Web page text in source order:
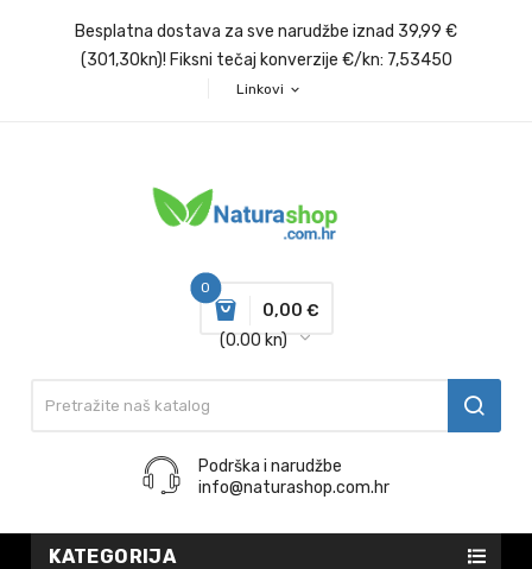
Besplatna dostava za sve narudžbe iznad 39,99 €
(301,30kn)! Fiksni tečaj konverzije €/kn: 7,53450
Linkovi expand_more
0
0,00 €
(0.00 kn)
Podrška i narudžbe
info@naturashop.com.hr
KATEGORIJA